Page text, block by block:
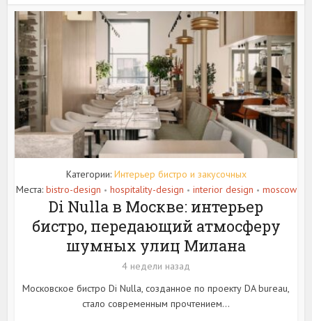
Категории: Интерьер бистро и закусочных
Места: bistro-design • hospitality-design • interior design • moscow
Di Nulla в Москве: интерьер
бистро, передающий атмосферу
шумных улиц Милана
4 недели назад
Московское бистро Di Nulla, созданное по проекту DA bureau,
стало современным прочтением...